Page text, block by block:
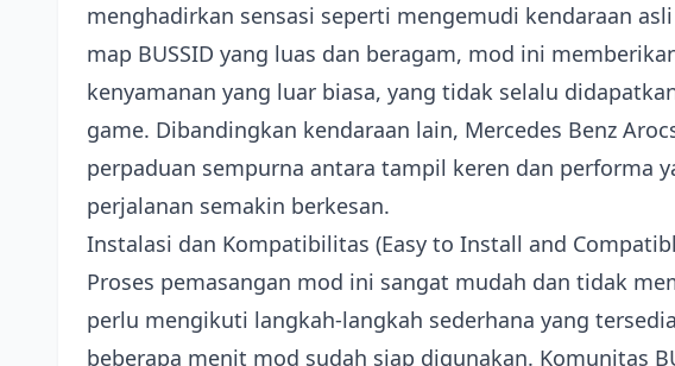
menghadirkan sensasi seperti mengemudi kendaraan
map BUSSID yang luas dan beragam, mod ini
kenyamanan yang luar biasa, yang tidak selalu
game. Dibandingkan kendaraan lain, Mercedes Benz
perpaduan sempurna antara tampil keren dan performa
perjalanan semakin berkesan.
Instalasi dan Kompatibilitas (Easy to Install and
Proses pemasangan mod ini sangat mudah dan tidak
perlu mengikuti langkah-langkah sederhana yang
beberapa menit mod sudah siap digunakan. Komunitas